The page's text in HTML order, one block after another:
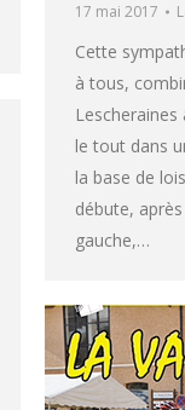
17 mai 2017
Cette
à tous,
le tout dans
la base de
débute,
gauche,…